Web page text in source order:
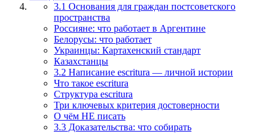
3.1 Основания для граждан постсоветского
пространства
Россияне: что работает в Аргентине
Белорусы: что работает
Украинцы: Картахенский стандарт
Казахстанцы
3.2 Написание escritura — личной истории
Что такое escritura
Структура escritura
Три ключевых критерия достоверности
О чём НЕ писать
3.3 Доказательства: что собирать